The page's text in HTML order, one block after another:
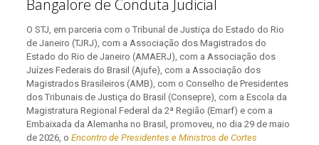
Bangalore de Conduta Judicial
O STJ, em parceria com o Tribunal de Justiça do Estado do Rio
de Janeiro (TJRJ), com a Associação dos Magistrados do
Estado do Rio de Janeiro (AMAERJ), com a Associação dos
Juízes Federais do Brasil (Ajufe), com a Associação dos
Magistrados Brasileiros (AMB), com o Conselho de Presidentes
dos Tribunais de Justiça do Brasil (Consepre), com a Escola da
Magistratura Regional Federal da 2ª Região (Emarf) e com a
Embaixada da Alemanha no Brasil, promoveu, no dia 29 de maio
de 2026, o Encontro de Presidentes e Ministros de Cortes